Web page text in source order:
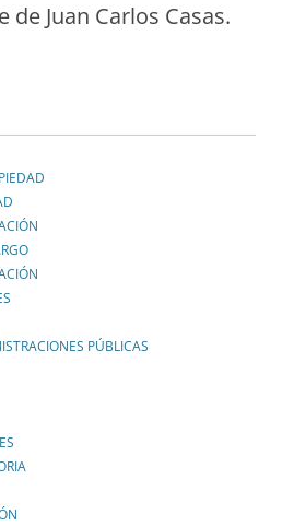
de Juan Carlos Casas.
PÚBLICAS